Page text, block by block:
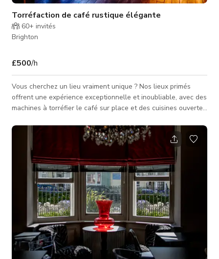
Torréfaction de café rustique élégante
60+ invités
Brighton
£500/h
Vous cherchez un lieu vraiment unique ? Nos lieux primés
offrent une expérience exceptionnelle et inoubliable, avec des
machines à torréfier le café sur place et des cuisines ouvertes
industriel élégant de nos lieux ajoutera une touche de
sophistication à tout événement, faisant de votre soirée un
moment mémorable pour vous et vos invités. Pour la location
de lieux à Brighton, c'est votre choix incontournable. Nos